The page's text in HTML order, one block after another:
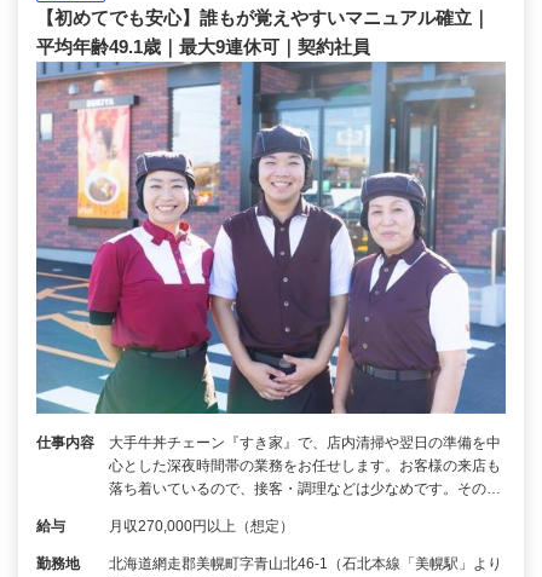
【初めてでも安心】誰もが覚えやすいマニュアル確立｜
平均年齢49.1歳｜最大9連休可｜契約社員
仕事内容
大手牛丼チェーン『すき家』で、店内清掃や翌日の準備を中
心とした深夜時間帯の業務をお任せします。お客様の来店も
落ち着いているので、接客・調理などは少なめです。その…
給与 月収270,000円以上（想定）
勤務地
北海道網走郡美幌町字青山北46-1（石北本線「美幌駅」より